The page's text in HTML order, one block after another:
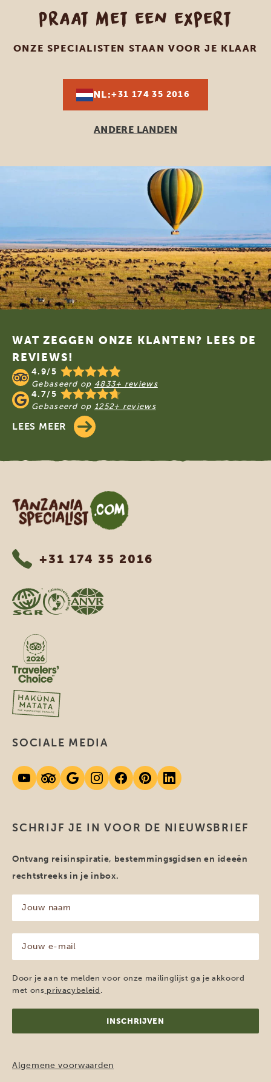
Praat met een expert
ONZE SPECIALISTEN STAAN VOOR JE KLAAR
NL:+31 174 35 2016
ANDERE LANDEN
Footer
WAT ZEGGEN ONZE KLANTEN? LEES DE
REVIEWS!
4.9/5
Gebaseerd op 4833+ reviews
4.7/5
Gebaseerd op 1252+ reviews
LEES MEER
Tanzania Specialist
+31 174 35 2016
SCHRIJF JE IN VOOR DE NIEUWSBRIEF
Ontvang reisinspiratie, bestemmingsgidsen en ideeën
rechtstreeks in je inbox.
naam
(Vereist)
mailadres
(Vereist)
Door je aan te melden voor onze mailinglijst ga je akkoord
met ons privacybeleid .
SOCIALE MEDIA
Algemene voorwaarden